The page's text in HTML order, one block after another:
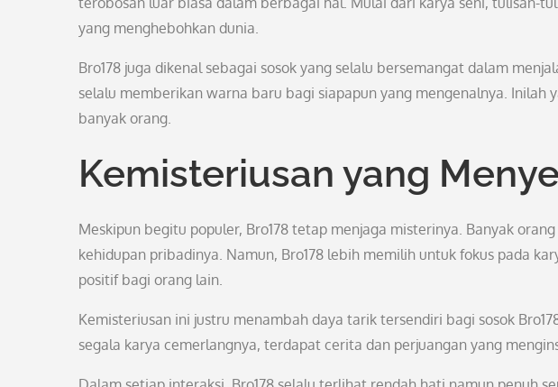
yang menghebohkan dunia.
Bro178 juga dikenal sebagai sosok yang selalu bersemangat dalam
selalu memberikan warna baru bagi siapapun yang mengenalnya.
banyak orang.
Kemisteriusan yang
Meskipun begitu populer, Bro178 tetap menjaga misterinya. Banyak
kehidupan pribadinya. Namun, Bro178 lebih memilih untuk fokus pada
positif bagi orang lain.
Kemisteriusan ini justru menambah daya tarik tersendiri bagi sosok
segala karya cemerlangnya, terdapat cerita dan perjuangan yang